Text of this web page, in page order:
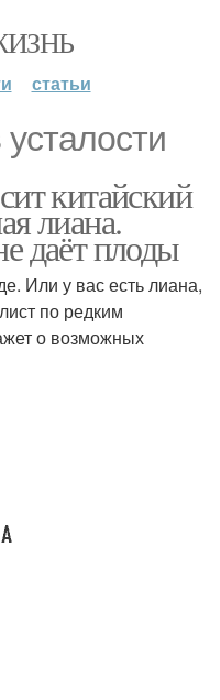
статьи
китайский
лиана.
даёт плоды
Или у вас есть лиана,
по редким
о возможных